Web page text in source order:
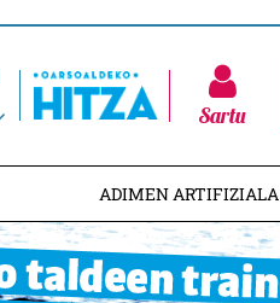
Sartu
ADIMEN ARTIFIZIALA